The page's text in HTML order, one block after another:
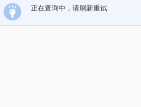
正在查询中，请刷新重试